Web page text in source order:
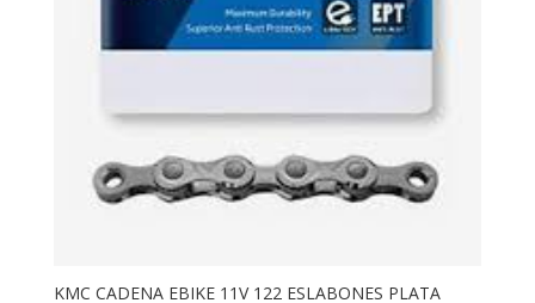
KMC CADENA EBIKE 11V 122 ESLABONES PLATA